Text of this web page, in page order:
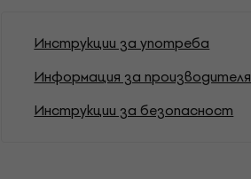
Инструкции за употреба
Информация за производителя
Инструкции за безопасност